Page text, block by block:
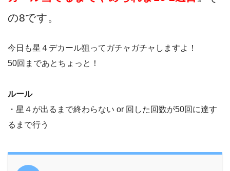
の8です。
今日も星４デカール狙ってガチャガチャしますよ！
50回まであとちょっと！
ルール
・星４が出るまで終わらない or 回した回数が50回に達す
るまで行う